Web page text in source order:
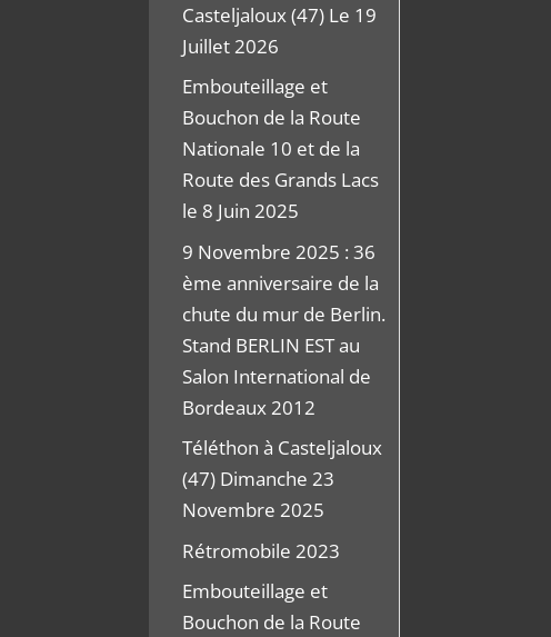
Casteljaloux (47) Le 19
Juillet 2026
Embouteillage et
Bouchon de la Route
Nationale 10 et de la
Route des Grands Lacs
le 8 Juin 2025
9 Novembre 2025 : 36
ème anniversaire de la
chute du mur de Berlin.
Stand BERLIN EST au
Salon International de
Bordeaux 2012
Téléthon à Casteljaloux
(47) Dimanche 23
Novembre 2025
Rétromobile 2023
Embouteillage et
Bouchon de la Route